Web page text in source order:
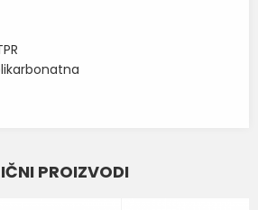
ZAŠTITNE NAOČARE
PROIZVODI